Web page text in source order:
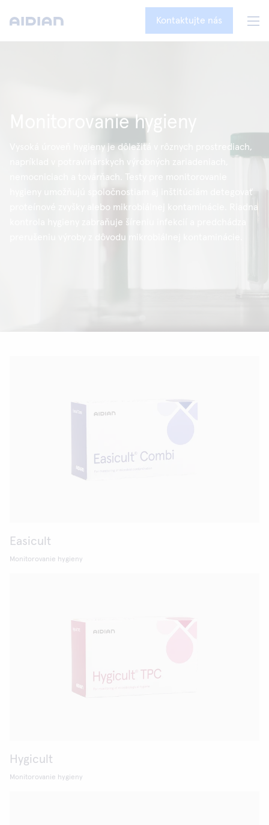
Kontaktujte nás
Monitorovanie hygieny
Vysoká úroveň hygieny je dôležitá v rôznych prostrediach,
napríklad v potravinárskych výrobných zariadeniach,
nemocniciach a továrňach. Testy pre monitorovanie
hygieny umožňujú spoločnostiam aj inštitúciám detegovať
proteínové zvyšky alebo mikrobiálnej kontaminácie. Riadna
kontrola hygieny zabraňuje šíreniu infekcií a predchádza
prerušeniu výroby z dôvodu mikrobiálnej kontaminácie.
Easicult
Monitorovanie hygieny
Hygicult
Monitorovanie hygieny